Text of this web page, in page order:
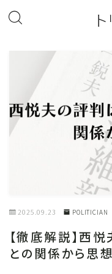
2025.09.23 POLITICIAN
【徹底解説】西
との関係から思